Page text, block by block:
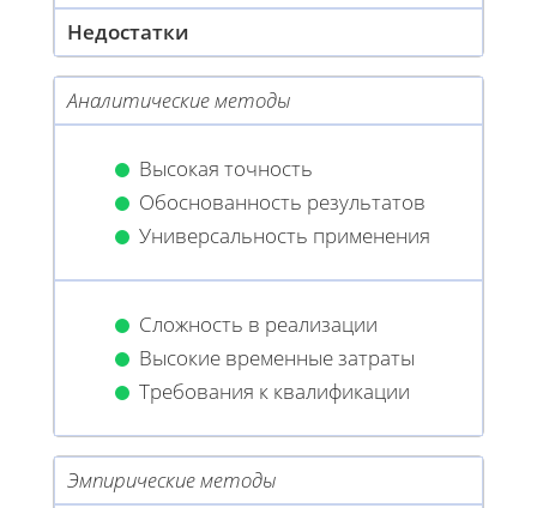
Недостатки
Аналитические методы
Высокая точность
Обоснованность результатов
Универсальность применения
Сложность в реализации
Высокие временные затраты
Требования к квалификации
Эмпирические методы